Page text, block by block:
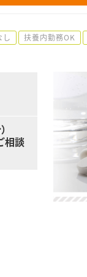
し 扶養内勤務OK
相談